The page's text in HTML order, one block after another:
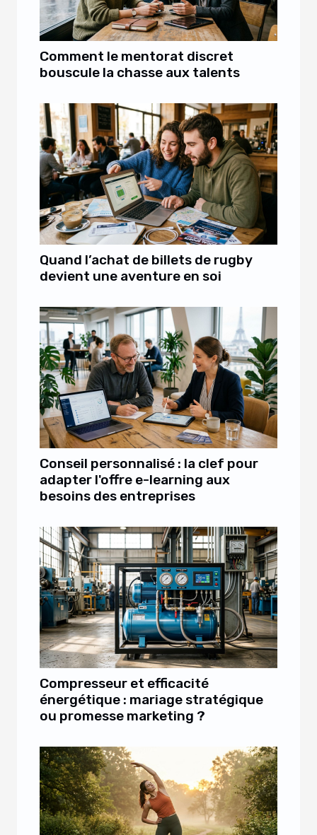
Comment le mentorat discret
bouscule la chasse aux talents
Quand l’achat de billets de rugby
devient une aventure en soi
Conseil personnalisé : la clef pour
adapter l'offre e-learning aux
besoins des entreprises
Compresseur et efficacité
énergétique : mariage stratégique
ou promesse marketing ?